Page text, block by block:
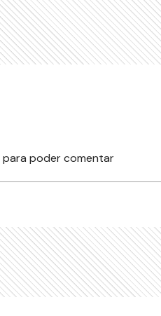
para poder comentar